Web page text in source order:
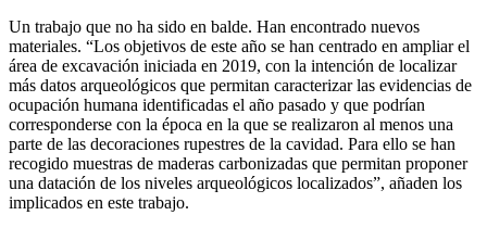
Un trabajo que no ha sido en balde. Han encontrado nuevos
materiales. “Los objetivos de este año se han centrado en ampliar el
área de excavación iniciada en 2019, con la intención de localizar
más datos arqueológicos que permitan caracterizar las evidencias de
ocupación humana identificadas el año pasado y que podrían
corresponderse con la época en la que se realizaron al menos una
parte de las decoraciones rupestres de la cavidad. Para ello se han
recogido muestras de maderas carbonizadas que permitan proponer
una datación de los niveles arqueológicos localizados”, añaden los
implicados en este trabajo.